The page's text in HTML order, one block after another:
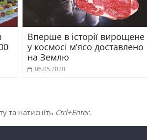
Вперше в історії вирощене
у космосі м’ясо доставлено
на Землю
06.05.2020
та натисніть Ctrl+Enter.